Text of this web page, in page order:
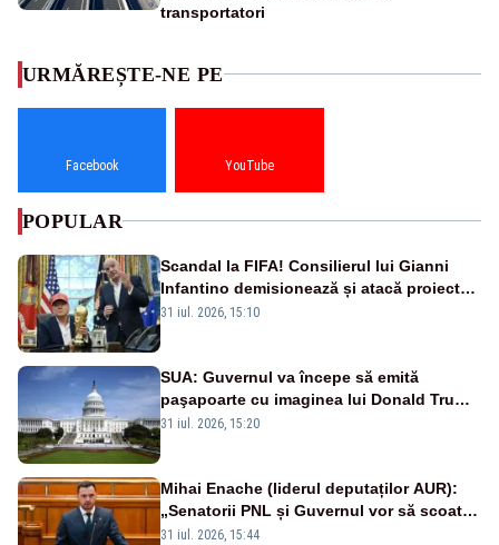
transportatori
URMĂREȘTE-NE PE
Facebook YouTube
POPULAR
Scandal la FIFA! Consilierul lui Gianni
Infantino demisionează și atacă proiectul
privind investitorii străini
31 iul. 2026, 15:10
SUA: Guvernul va începe să emită
paşapoarte cu imaginea lui Donald Trump
începând cu 8 august
31 iul. 2026, 15:20
Mihai Enache (liderul deputaților AUR):
„Senatorii PNL și Guvernul vor să scoată
la vânzare bunuri publice pentru a stinge
31 iul. 2026, 15:44